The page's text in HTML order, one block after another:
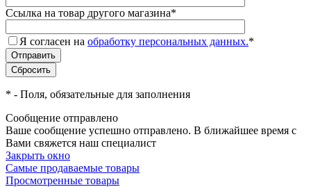
Ссылка на товар другого магазина*
Я согласен на обработку персональных данных.*
* - Поля, обязательные для заполнения
Сообщение отправлено
Ваше сообщение успешно отправлено. В ближайшее время с
Вами свяжется наш специалист
Закрыть окно
Самые продаваемые товары
Просмотренные товары